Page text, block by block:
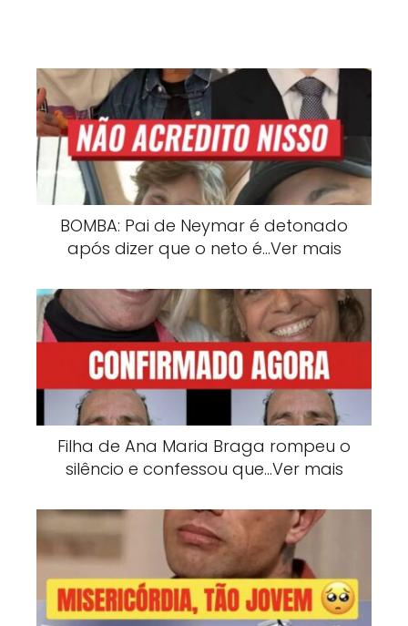
BOMBA: Pai de Neymar é detonado
após dizer que o neto é…Ver mais
Filha de Ana Maria Braga rompeu o
silêncio e confessou que…Ver mais